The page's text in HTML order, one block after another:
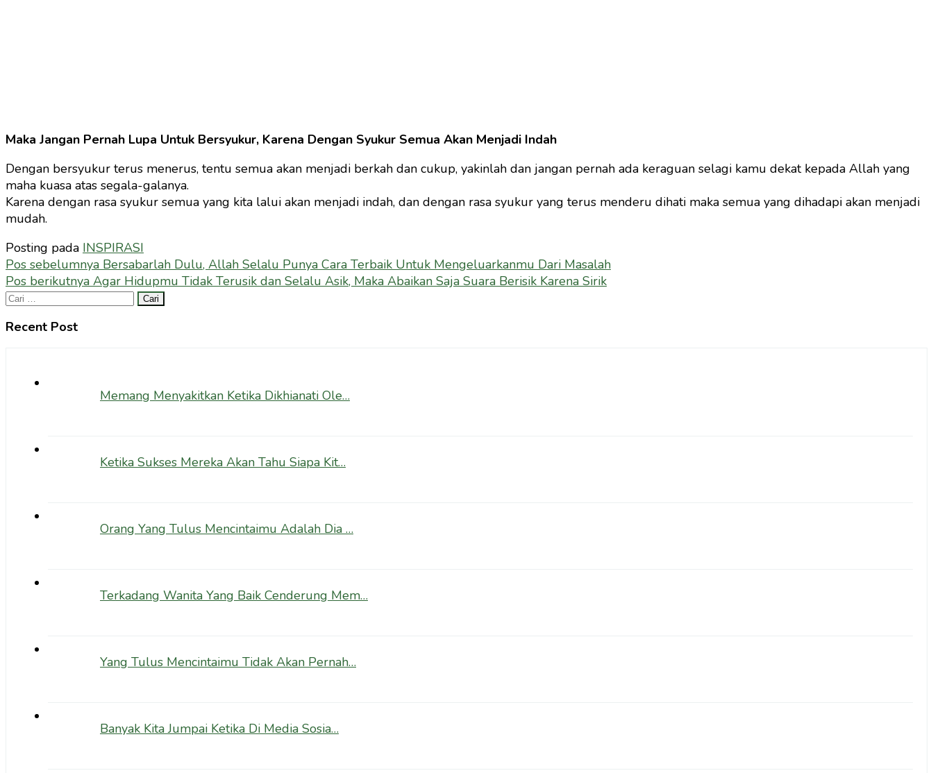
Maka Jangan Pernah Lupa Untuk Bersyukur, Karena Dengan Syukur Semua Akan Menjadi Indah
Dengan bersyukur terus menerus, tentu semua akan menjadi berkah dan cukup, yakinlah dan jangan pernah ada keraguan selagi kamu dekat kepada Allah yang
maha kuasa atas segala-galanya.
Karena dengan rasa syukur semua yang kita lalui akan menjadi indah, dan dengan rasa syukur yang terus menderu dihati maka semua yang dihadapi akan menjadi
mudah.
Posting pada INSPIRASI
Navigasi
pos
Pos sebelumnya Bersabarlah Dulu, Allah Selalu Punya Cara Terbaik Untuk Mengeluarkanmu Dari Masalah
Pos berikutnya Agar Hidupmu Tidak Terusik dan Selalu Asik, Maka Abaikan Saja Suara Berisik Karena Sirik
Cari
Recent Post
Memang Menyakitkan Ketika Dikhianati Ole…
Ketika Sukses Mereka Akan Tahu Siapa Kit…
Orang Yang Tulus Mencintaimu Adalah Dia …
Terkadang Wanita Yang Baik Cenderung Mem…
Yang Tulus Mencintaimu Tidak Akan Pernah…
Banyak Kita Jumpai Ketika Di Media Sosia…